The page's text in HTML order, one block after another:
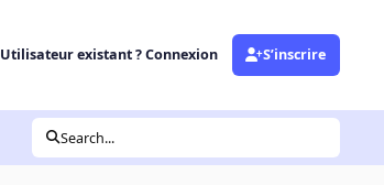
Utilisateur existant ? Connexion S’inscrire
Search...